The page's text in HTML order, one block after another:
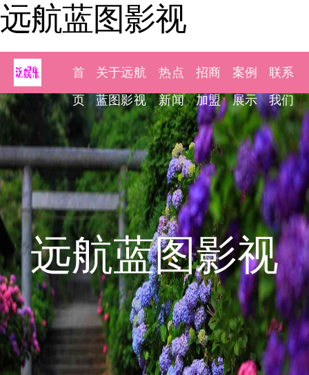
远航蓝图影视
首
页
关于远航
蓝图影视
热点
新闻
招商
加盟
案例
展示
联系
我们
远航蓝图影视